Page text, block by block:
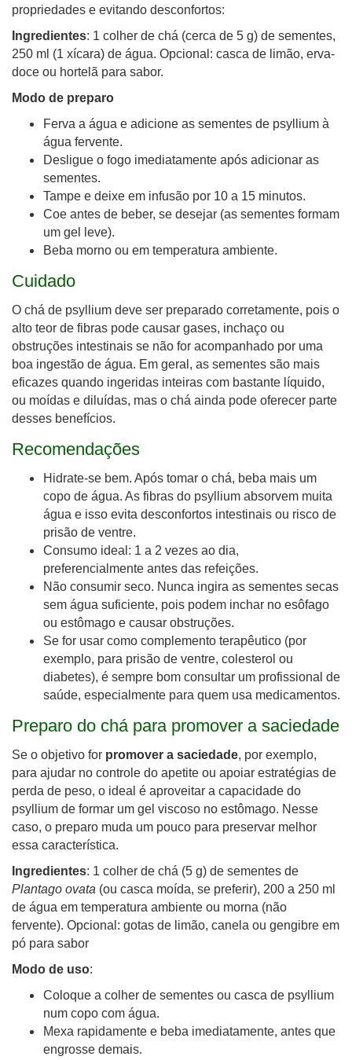
propriedades e evitando desconfortos:
Ingredientes: 1 colher de chá (cerca de 5 g) de sementes,
250 ml (1 xícara) de água. Opcional: casca de limão, erva-
doce ou hortelã para sabor.
Modo de preparo
Ferva a água e adicione as sementes de psyllium à
água fervente.
Desligue o fogo imediatamente após adicionar as
sementes.
Tampe e deixe em infusão por 10 a 15 minutos.
Coe antes de beber, se desejar (as sementes formam
um gel leve).
Beba morno ou em temperatura ambiente.
Cuidado
O chá de psyllium deve ser preparado corretamente, pois o
alto teor de fibras pode causar gases, inchaço ou
obstruções intestinais se não for acompanhado por uma
boa ingestão de água. Em geral, as sementes são mais
eficazes quando ingeridas inteiras com bastante líquido,
ou moídas e diluídas, mas o chá ainda pode oferecer parte
desses benefícios.
Recomendações
Hidrate-se bem. Após tomar o chá, beba mais um
copo de água. As fibras do psyllium absorvem muita
água e isso evita desconfortos intestinais ou risco de
prisão de ventre.
Consumo ideal: 1 a 2 vezes ao dia,
preferencialmente antes das refeições.
Não consumir seco. Nunca ingira as sementes secas
sem água suficiente, pois podem inchar no esôfago
ou estômago e causar obstruções.
Se for usar como complemento terapêutico (por
exemplo, para prisão de ventre, colesterol ou
diabetes), é sempre bom consultar um profissional de
saúde, especialmente para quem usa medicamentos.
Preparo do chá para promover a saciedade
Se o objetivo for promover a saciedade, por exemplo,
para ajudar no controle do apetite ou apoiar estratégias de
perda de peso, o ideal é aproveitar a capacidade do
psyllium de formar um gel viscoso no estômago. Nesse
caso, o preparo muda um pouco para preservar melhor
essa característica.
Ingredientes: 1 colher de chá (5 g) de sementes de
Plantago ovata (ou casca moída, se preferir), 200 a 250 ml
de água em temperatura ambiente ou morna (não
fervente). Opcional: gotas de limão, canela ou gengibre em
pó para sabor
Modo de uso:
Coloque a colher de sementes ou casca de psyllium
num copo com água.
Mexa rapidamente e beba imediatamente, antes que
engrosse demais.